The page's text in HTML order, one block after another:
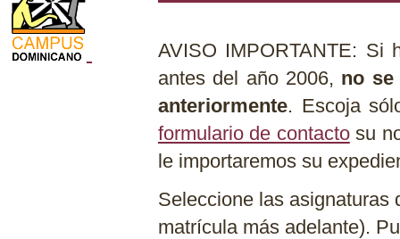
AVISO IMPORTANTE: Si
antes del año 2006, no se
anteriormente. Escoja
formulario de contactosu
le importaremos su
Seleccione las asignaturas
matrícula más adelante).